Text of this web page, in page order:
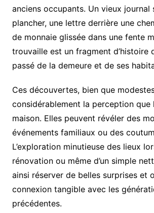
anciens occupants. Un vieux journal
plancher, une lettre derrière une
de monnaie glissée dans une fente
trouvaille est un fragment d’histoire
passé de la demeure et de ses
Ces découvertes, bien que
considérablement la perception que
maison. Elles peuvent révéler des
événements familiaux ou des
L’exploration minutieuse des lieux
rénovation ou même d’un simple
ainsi réserver de belles surprises et
connexion tangible avec les
précédentes.